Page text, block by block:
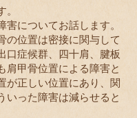
についてお話します。
の位置は密接に関与して
口症候群、四十肩、腱板
肩甲骨位置による障害と
が正しい位置にあり、関
いった障害は減らせると